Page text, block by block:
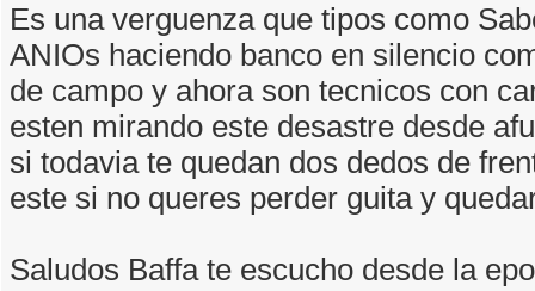
Es una verguenza que tipos como
ANIOs haciendo banco en silencio
de campo y ahora son tecnicos con
esten mirando este desastre desde
si todavia te quedan dos dedos de
este si no queres perder guita y
Saludos Baffa te escucho desde la